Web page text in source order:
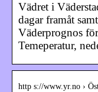
Vädret i
dagar framåt
Väderprognos
Temeperatur,
http s://www.yr.no ›